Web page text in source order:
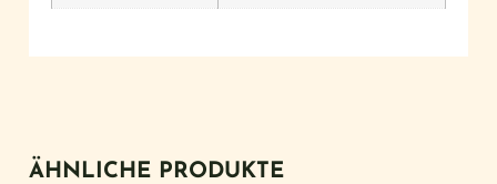
ÄHNLICHE PRODUKTE